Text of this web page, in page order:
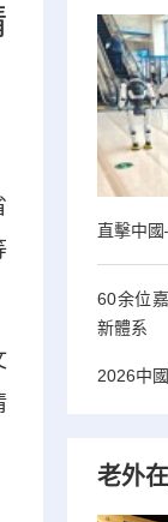
直擊中
60余位
新體系
2026中
老外